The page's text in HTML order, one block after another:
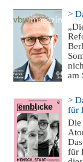
>
am
>
für
Die
für